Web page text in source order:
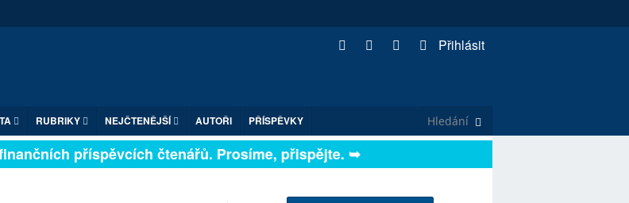
Přihlásit
RUBRIKY NEJČTENĚJŠÍ AUTOŘI PŘÍSPĚVKY
příspěvcích čtenářů. Prosíme, přispějte. ➥